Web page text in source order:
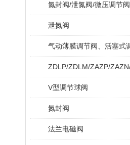
氮封阀/泄氮阀/微压调节阀
泄氮阀
V型调节球阀
氮封阀
法兰电磁阀